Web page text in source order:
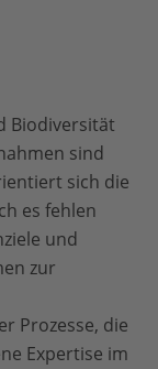
Biodiversität
sind
sich die
es fehlen
und
zur
Prozesse, die
Expertise im